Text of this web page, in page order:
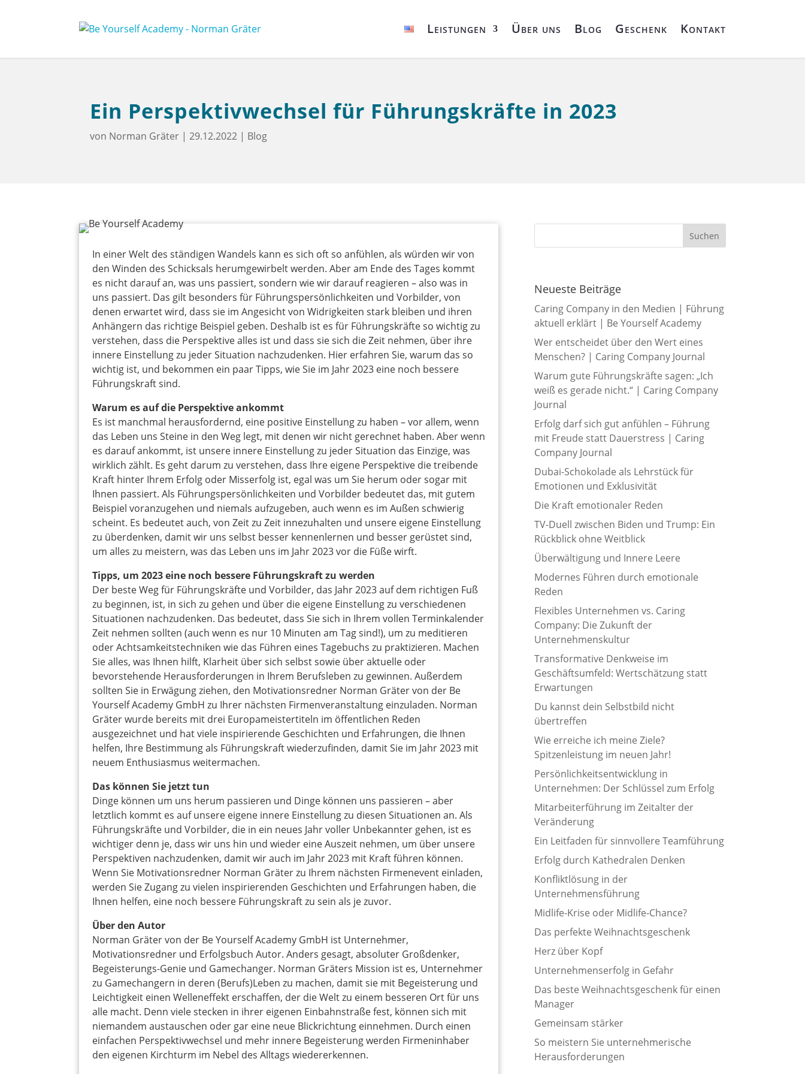
Leistungen Über uns Blog Geschenk Kontakt
Ein Perspektivwechsel für Führungskräfte in 2023
von Norman Gräter |29.12.2022 | Blog
In einer Welt des ständigen Wandels kann es sich oft so anfühlen, als würden wir von
den Winden des Schicksals herumgewirbelt werden. Aber am Ende des Tages kommt
es nicht darauf an, was uns passiert, sondern wie wir darauf reagieren – also was in
uns passiert. Das gilt besonders für Führungspersönlichkeiten und Vorbilder, von
denen erwartet wird, dass sie im Angesicht von Widrigkeiten stark bleiben und ihren
Anhängern das richtige Beispiel geben. Deshalb ist es für Führungskräfte so wichtig zu
verstehen, dass die Perspektive alles ist und dass sie sich die Zeit nehmen, über ihre
innere Einstellung zu jeder Situation nachzudenken. Hier erfahren Sie, warum das so
wichtig ist, und bekommen ein paar Tipps, wie Sie im Jahr 2023 eine noch bessere
Führungskraft sind.
Warum es auf die Perspektive ankommt
Es ist manchmal herausfordernd, eine positive Einstellung zu haben – vor allem, wenn
das Leben uns Steine in den Weg legt, mit denen wir nicht gerechnet haben. Aber wenn
es darauf ankommt, ist unsere innere Einstellung zu jeder Situation das Einzige, was
wirklich zählt. Es geht darum zu verstehen, dass Ihre eigene Perspektive die treibende
Kraft hinter Ihrem Erfolg oder Misserfolg ist, egal was um Sie herum oder sogar mit
Ihnen passiert. Als Führungspersönlichkeiten und Vorbilder bedeutet das, mit gutem
Beispiel voranzugehen und niemals aufzugeben, auch wenn es im Außen schwierig
scheint. Es bedeutet auch, von Zeit zu Zeit innezuhalten und unsere eigene Einstellung
zu überdenken, damit wir uns selbst besser kennenlernen und besser gerüstet sind,
um alles zu meistern, was das Leben uns im Jahr 2023 vor die Füße wirft.
Tipps, um 2023 eine noch bessere Führungskraft zu werden
Der beste Weg für Führungskräfte und Vorbilder, das Jahr 2023 auf dem richtigen Fuß
zu beginnen, ist, in sich zu gehen und über die eigene Einstellung zu verschiedenen
Situationen nachzudenken. Das bedeutet, dass Sie sich in Ihrem vollen Terminkalender
Zeit nehmen sollten (auch wenn es nur 10 Minuten am Tag sind!), um zu meditieren
oder Achtsamkeitstechniken wie das Führen eines Tagebuchs zu praktizieren. Machen
Sie alles, was Ihnen hilft, Klarheit über sich selbst sowie über aktuelle oder
bevorstehende Herausforderungen in Ihrem Berufsleben zu gewinnen. Außerdem
sollten Sie in Erwägung ziehen, den Motivationsredner Norman Gräter von der Be
Yourself Academy GmbH zu Ihrer nächsten Firmenveranstaltung einzuladen. Norman
Gräter wurde bereits mit drei Europameistertiteln im öffentlichen Reden
ausgezeichnet und hat viele inspirierende Geschichten und Erfahrungen, die Ihnen
helfen, Ihre Bestimmung als Führungskraft wiederzufinden, damit Sie im Jahr 2023 mit
neuem Enthusiasmus weitermachen.
Das können Sie jetzt tun
Dinge können um uns herum passieren und Dinge können uns passieren – aber
letztlich kommt es auf unsere eigene innere Einstellung zu diesen Situationen an. Als
Führungskräfte und Vorbilder, die in ein neues Jahr voller Unbekannter gehen, ist es
wichtiger denn je, dass wir uns hin und wieder eine Auszeit nehmen, um über unsere
Perspektiven nachzudenken, damit wir auch im Jahr 2023 mit Kraft führen können.
Wenn Sie Motivationsredner Norman Gräter zu Ihrem nächsten Firmenevent einladen,
werden Sie Zugang zu vielen inspirierenden Geschichten und Erfahrungen haben, die
Ihnen helfen, eine noch bessere Führungskraft zu sein als je zuvor.
Über den Autor
Norman Gräter von der Be Yourself Academy GmbH ist Unternehmer,
Motivationsredner und Erfolgsbuch Autor. Anders gesagt, absoluter Großdenker,
Begeisterungs-Genie und Gamechanger. Norman Gräters Mission ist es, Unternehmer
zu Gamechangern in deren (Berufs)Leben zu machen, damit sie mit Begeisterung und
Leichtigkeit einen Welleneffekt erschaffen, der die Welt zu einem besseren Ort für uns
alle macht. Denn viele stecken in ihrer eigenen Einbahnstraße fest, können sich mit
niemandem austauschen oder gar eine neue Blickrichtung einnehmen. Durch einen
einfachen Perspektivwechsel und mehr innere Begeisterung werden Firmeninhaber
den eigenen Kirchturm im Nebel des Alltags wiedererkennen.
Neueste Beiträge
Caring Company in den Medien | Führung
aktuell erklärt | Be Yourself Academy
Wer entscheidet über den Wert eines
Menschen? | Caring Company Journal
Warum gute Führungskräfte sagen: „Ich
weiß es gerade nicht.“ | Caring Company
Journal
Erfolg darf sich gut anfühlen – Führung
mit Freude statt Dauerstress | Caring
Company Journal
Dubai-Schokolade als Lehrstück für
Emotionen und Exklusivität
Die Kraft emotionaler Reden
TV-Duell zwischen Biden und Trump: Ein
Rückblick ohne Weitblick
Überwältigung und Innere Leere
Modernes Führen durch emotionale
Reden
Flexibles Unternehmen vs. Caring
Company: Die Zukunft der
Unternehmenskultur
Transformative Denkweise im
Geschäftsumfeld: Wertschätzung statt
Erwartungen
Du kannst dein Selbstbild nicht
übertreffen
Wie erreiche ich meine Ziele?
Spitzenleistung im neuen Jahr!
Persönlichkeitsentwicklung in
Unternehmen: Der Schlüssel zum Erfolg
Mitarbeiterführung im Zeitalter der
Veränderung
Ein Leitfaden für sinnvollere Teamführung
Erfolg durch Kathedralen Denken
Konfliktlösung in der
Unternehmensführung
Midlife-Krise oder Midlife-Chance?
Das perfekte Weihnachtsgeschenk
Herz über Kopf
Unternehmenserfolg in Gefahr
Das beste Weihnachtsgeschenk für einen
Manager
Gemeinsam stärker
So meistern Sie unternehmerische
Herausforderungen